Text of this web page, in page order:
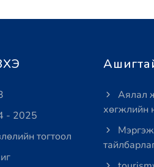
- 2025
тогтоол
Аялал
хөгжлийн